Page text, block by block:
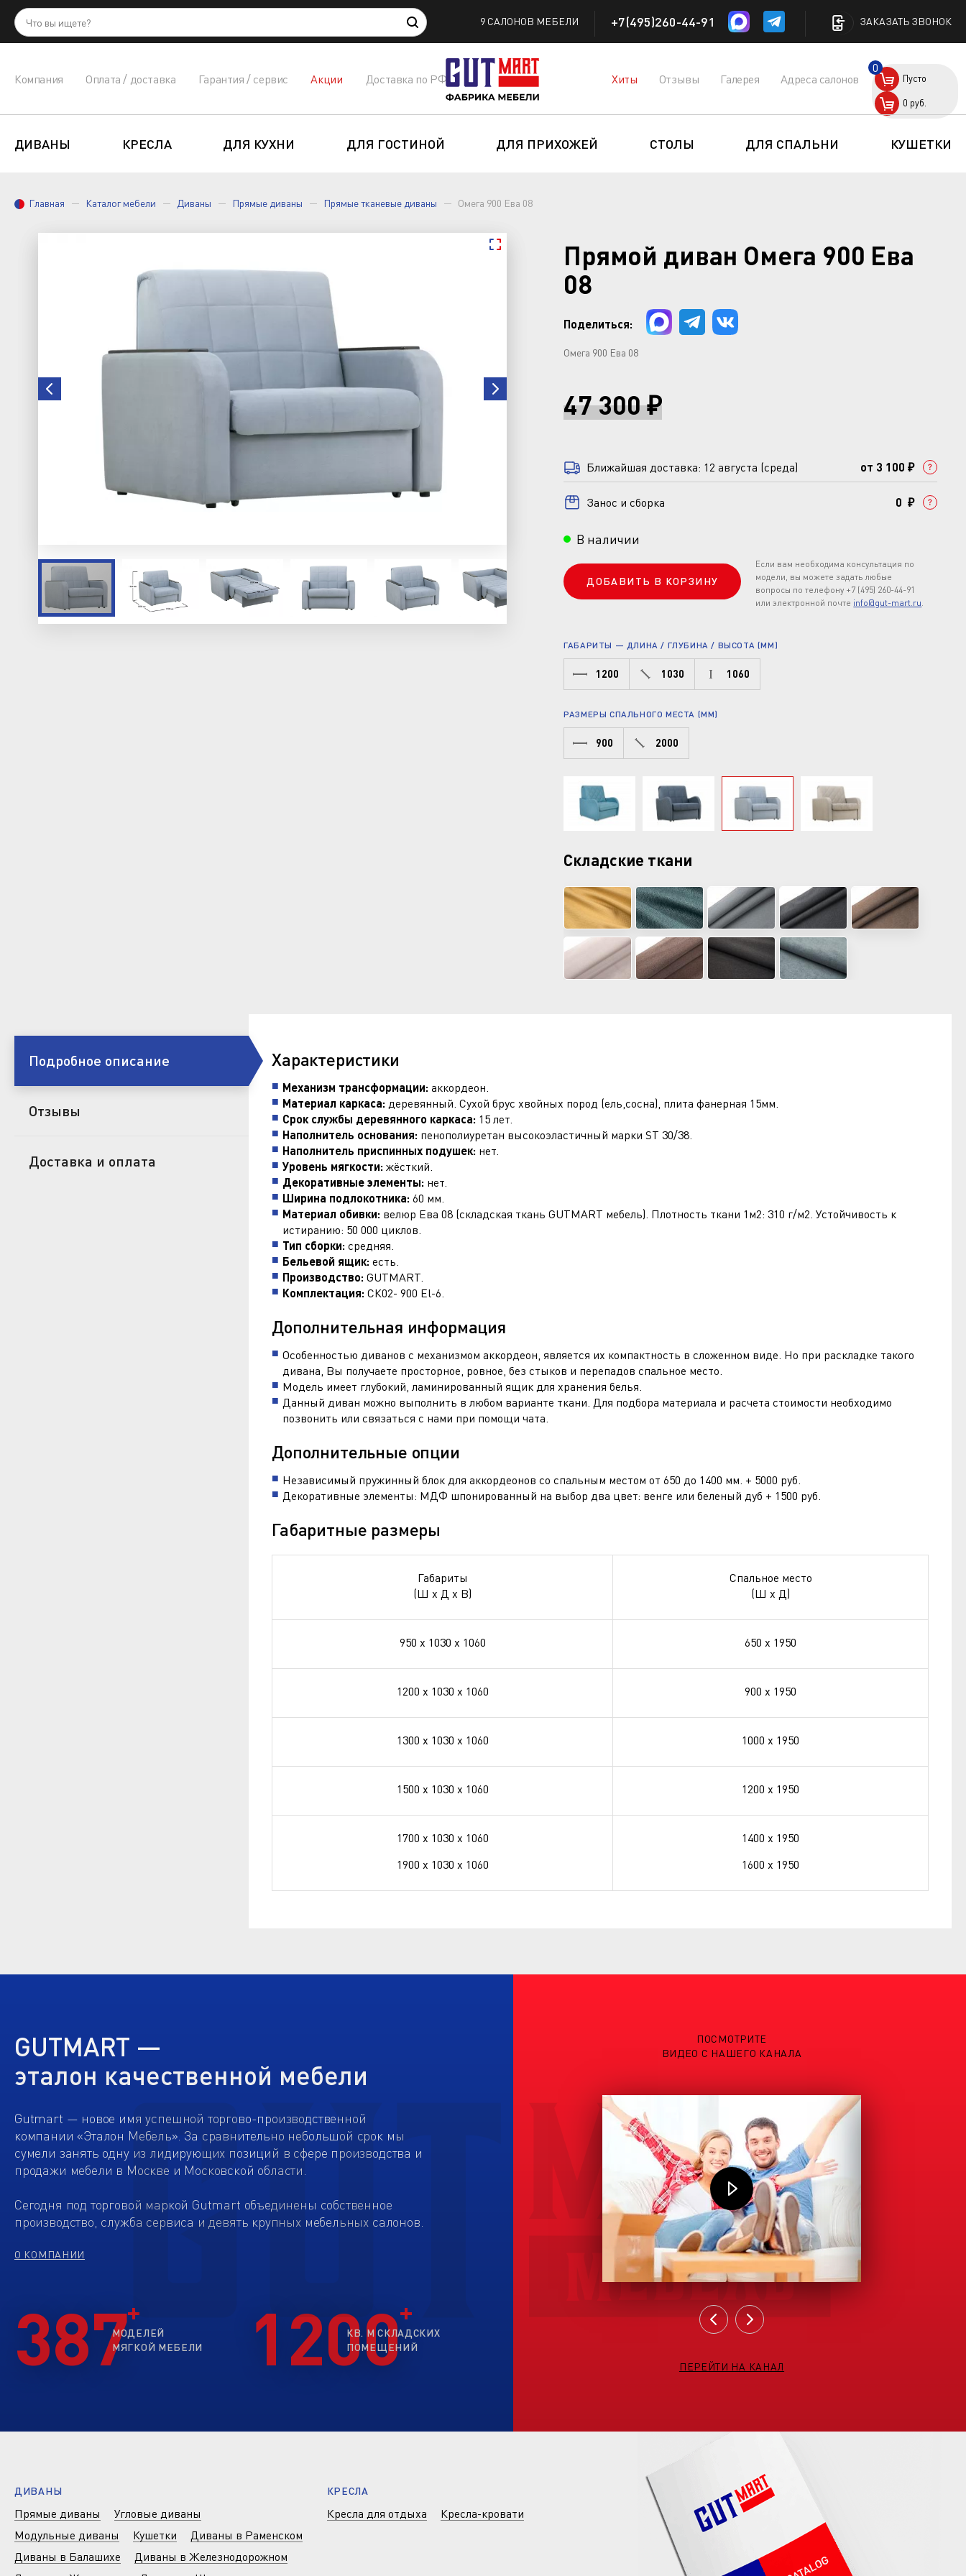
9 САЛОНОВ МЕБЕЛИ +7(495)260-44-91 ЗАКАЗАТЬ ЗВОНОК
Компания Оплата / доставка Гарантия / сервис Акции Доставка по РФ Хиты Отзывы Галерея Адреса салонов Пусто
0
0 руб.
ДИВАНЫ КРЕСЛА ДЛЯ КУХНИ ДЛЯ ГОСТИНОЙ ДЛЯ ПРИХОЖЕЙ СТОЛЫ ДЛЯ СПАЛЬНИ КУШЕТКИ
Главная Каталог мебели Диваны Прямые диваны Прямые тканевые диваны Омега 900 Ева 08
Прямой диван Омега 900 Ева
08
Поделиться:
Омега 900 Ева 08
47 300 ₽
Ближайшая доставка: 12 августа (среда) от 3 100 ₽
Занос и сборка 0 ₽
В наличии
ДОБАВИТЬ В КОРЗИНУ
Если вам необходима консультация по
модели, вы можете задать любые
вопросы по телефону +7 (495) 260-44-91
или электронной почте info@gut-mart.ru.
ГАБАРИТЫ — ДЛИНА / ГЛУБИНА / ВЫСОТА (ММ)
1200 1030 1060
РАЗМЕРЫ СПАЛЬНОГО МЕСТА (ММ)
900 2000
Складские ткани
Подробное описание
Отзывы
Доставка и оплата
Характеристики
Механизм трансформации: аккордеон.
Материал каркаса: деревянный. Сухой брус хвойных пород (ель,сосна), плита фанерная 15мм.
Срок службы деревянного каркаса: 15 лет.
Наполнитель основания: пенополиуретан высокоэластичный марки ST 30/38.
Наполнитель приспинных подушек: нет.
Уровень мягкости: жёсткий.
Декоративные элементы: нет.
Ширина подлокотника: 60 мм.
Материал обивки: велюр Ева 08 (складская ткань GUTMART мебель). Плотность ткани 1м2: 310 г/м2. Устойчивость к
истиранию: 50 000 циклов.
Тип сборки: средняя.
Бельевой ящик: есть.
Производство: GUTMART.
Комплектация: СК02- 900 El-6.
Дополнительная информация
Особенностью диванов с механизмом аккордеон, является их компактность в сложенном виде. Но при раскладке такого
дивана, Вы получаете просторное, ровное, без стыков и перепадов спальное место.
Модель имеет глубокий, ламинированный ящик для хранения белья.
Данный диван можно выполнить в любом варианте ткани. Для подбора материала и расчета стоимости необходимо
позвонить или связаться с нами при помощи чата.
Дополнительные опции
Независимый пружинный блок для аккордеонов со спальным местом от 650 до 1400 мм. + 5000 руб.
Декоративные элементы: МДФ шпонированный на выбор два цвет: венге или беленый дуб + 1500 руб.
Габаритные размеры
Габариты
(Ш х Д х В)
Спальное место
(Ш х Д)
950 х 1030 х 1060 650 х 1950
1200 х 1030 х 1060 900 х 1950
1300 х 1030 х 1060 1000 х 1950
1500 х 1030 х 1060 1200 х 1950
1700 х 1030 х 1060
1900 х 1030 х 1060
1400 х 1950
1600 х 1950
GUTMART —
эталон качественной мебели
Gutmart — новое имя успешной торгово-производственной
компании «Эталон Мебель». За сравнительно небольшой срок мы
сумели занять одну из лидирующих позиций в сфере производства и
продажи мебели в Москве и Московской области.
Сегодня под торговой маркой Gutmart объединены собственное
производство, служба сервиса и девять крупных мебельных салонов.
О КОМПАНИИ
387МОДЕЛЕЙ
МЯГКОЙ МЕБЕЛИ
1200
КВ. М СКЛАДСКИХ
ПОМЕЩЕНИЙ
ПОСМОТРИТЕ
ВИДЕО С НАШЕГО КАНАЛА
ПЕРЕЙТИ НА КАНАЛ
ДИВАНЫ
Прямые диваны
Угловые диваны
Модульные диваны
Кушетки
Диваны в Раменском
Диваны в Балашихе
Диваны в Железнодорожном
КРЕСЛА
Кресла для отдыха Кресла-кровати